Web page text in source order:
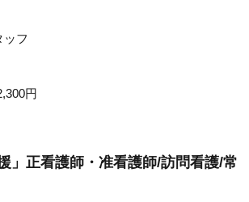
ッフ
円
」正看護師・准看護師/訪問看護/常